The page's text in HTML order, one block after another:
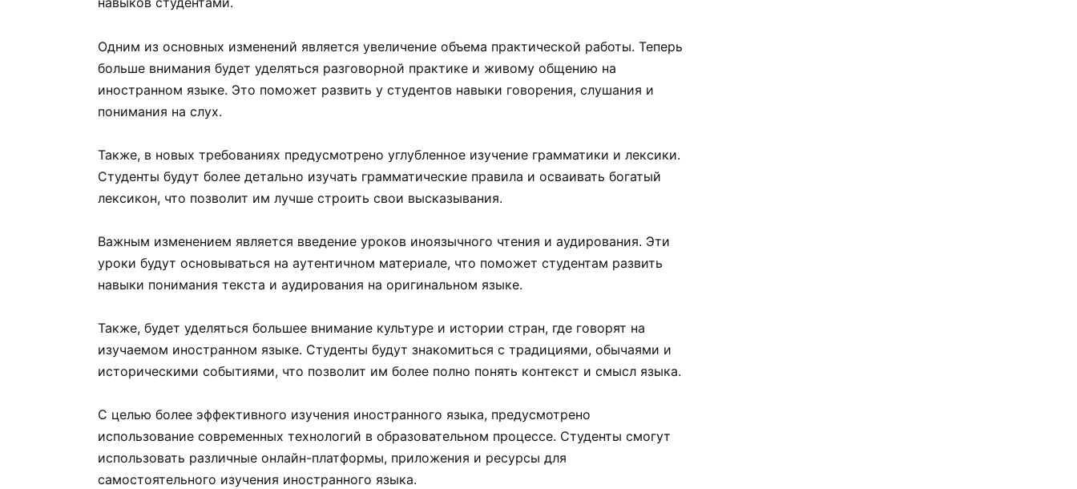
Одним из основных изменений является увеличение объема практической работы. Теперь
больше внимания будет уделяться разговорной практике и живому общению на
иностранном языке. Это поможет развить у студентов навыки говорения, слушания и
понимания на слух.
Также, в новых требованиях предусмотрено углубленное изучение грамматики и лексики.
Студенты будут более детально изучать грамматические правила и осваивать богатый
лексикон, что позволит им лучше строить свои высказывания.
Важным изменением является введение уроков иноязычного чтения и аудирования. Эти
уроки будут основываться на аутентичном материале, что поможет студентам развить
навыки понимания текста и аудирования на оригинальном языке.
Также, будет уделяться большее внимание культуре и истории стран, где говорят на
изучаемом иностранном языке. Студенты будут знакомиться с традициями, обычаями и
историческими событиями, что позволит им более полно понять контекст и смысл языка.
С целью более эффективного изучения иностранного языка, предусмотрено
использование современных технологий в образовательном процессе. Студенты смогут
использовать различные онлайн-платформы, приложения и ресурсы для
самостоятельного изучения иностранного языка.